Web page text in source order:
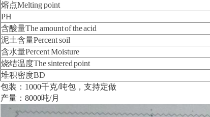
熔点Melting point
PH
含酸量The amount of the acid
泥土含量Percent soil
含水量Percent Moisture
烧结温度The sintered point
堆积密度BD
包装：1000千克/吨包，支持定做
产量：8000吨/月